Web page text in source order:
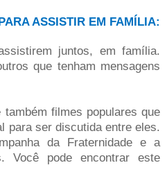
ASSISTIR EM FAMÍLIA:
juntos, em família.
que tenham mensagens
filmes populares que
para ser discutida entre eles.
da Fraternidade e a
Você pode encontrar este